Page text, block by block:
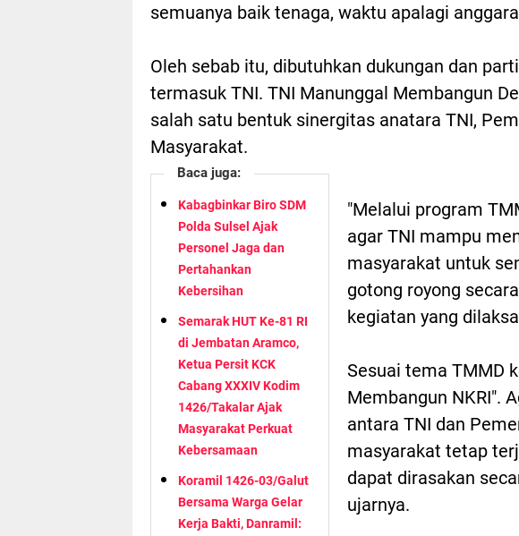
semuanya baik tenaga, waktu apalagi
Oleh sebab itu, dibutuhkan dukungan dan
termasuk TNI. TNI Manunggal Membangun
salah satu bentuk sinergitas anatara TNI,
Masyarakat.
Baca juga:
Kabagbinkar Biro SDM
Polda Sulsel Ajak
Personel Jaga dan
Pertahankan
Kebersihan
Semarak HUT Ke-81 RI
di Jembatan Aramco,
Ketua Persit KCK
Cabang XXXIV Kodim
1426/Takalar Ajak
Masyarakat Perkuat
Kebersamaan
Koramil 1426-03/Galut
Bersama Warga Gelar
Kerja Bakti, Danramil:
"Melalui program
agar TNI mampu
masyarakat untuk
gotong royong
kegiatan yang
Sesuai tema TMMD
Membangun NKRI".
antara TNI dan
masyarakat tetap
dapat dirasakan
ujarnya.